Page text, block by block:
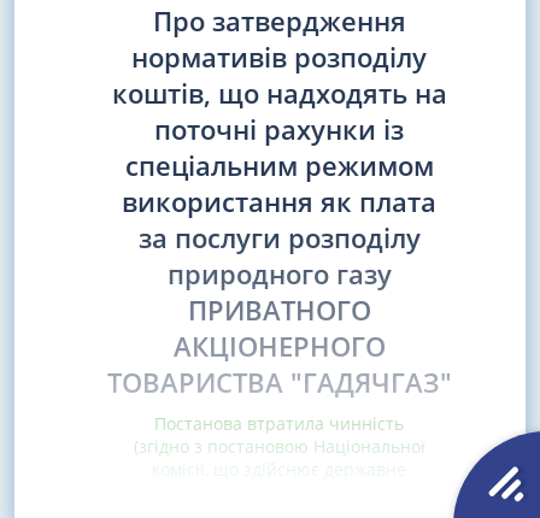
Про затвердження
нормативів розподілу
коштів, що надходять на
поточні рахунки із
спеціальним режимом
використання як плата
за послуги розподілу
природного газу
ПРИВАТНОГО
АКЦІОНЕРНОГО
ТОВАРИСТВА "ГАДЯЧГАЗ"
Постанова втратила чинність
(згідно з постановою Національної
комісії, що здійснює державне